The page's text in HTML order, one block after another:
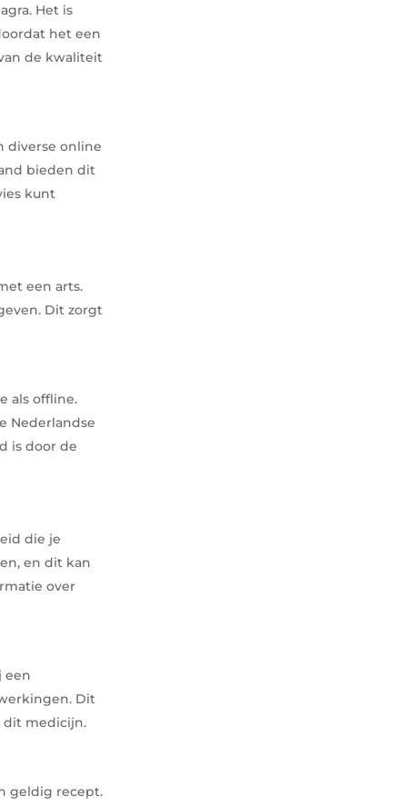
Het is
het een
de kwaliteit
diverse online
bieden dit
kunt
een arts.
Dit zorgt
als offline.
Nederlandse
is door de
die je
en dit kan
over
een
Dit
dit medicijn.
geldig recept.